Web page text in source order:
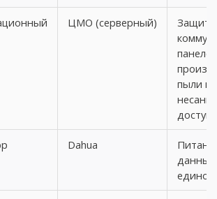
ЦМО (серверный)
Защита
пыли и
доступа
Dahua